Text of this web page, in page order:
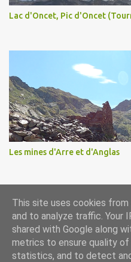
Lac d'Oncet, Pic d'Oncet
Les mines d'Arre et d'Anglas
Fourni
This site uses cookies
and to analyze traffic. Your
shared with Google along
metrics to ensure quality of
statistics, and to detect